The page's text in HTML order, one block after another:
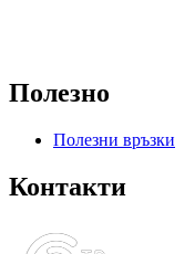
Полезно
Полезни връзки
Контакти